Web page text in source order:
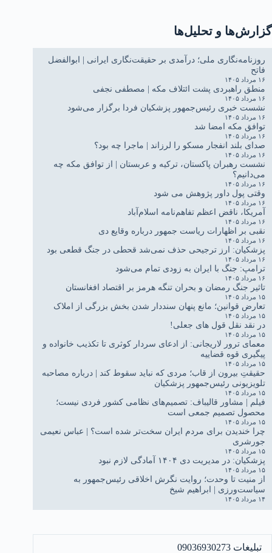
گزارش‌ها و تحلیل‌ها
روزنامه‌نگاری ملی؛ درآمدی بر حقیقت‌نگاری ایرانی | ابوالفضل
فاتح
۱۶ مرداد ۱۴۰۵
منطق راهبردی پشت ائتلاف مکه | مصطفی نجفی
۱۶ مرداد ۱۴۰۵
نشست خبری رئیس‌جمهور پزشکیان فردا برگزار می‌شود
۱۶ مرداد ۱۴۰۵
توافق مکه امضا شد
۱۶ مرداد ۱۴۰۵
صدای بلند انفجار مسکو را لرزاند | ماجرا چه بود؟
۱۶ مرداد ۱۴۰۵
نشست رهبران پاکستان، ترکیه و عربستان | از توافق مکه چه
می‌دانیم؟
۱۶ مرداد ۱۴۰۵
وقتی پول داور پژوهش می شود
۱۶ مرداد ۱۴۰۵
آمریکا، ناقض اعظم تفاهم‌نامه اسلام‌آباد
۱۶ مرداد ۱۴۰۵
نقبی بر اظهارات ریاست جمهور درباره وقایع دی
۱۶ مرداد ۱۴۰۵
پزشکیان: ارز ترجیحی حذف نمی‌شد قحطی در جنگ قطعی بود
۱۶ مرداد ۱۴۰۵
ترامپ: جنگ با ایران به زودی تمام می‌شود
۱۶ مرداد ۱۴۰۵
تاثیر جنگ رمضان و بحران تنگه هرمز بر اقتصاد افغانستان
۱۵ مرداد ۱۴۰۵
تعارض قوانین؛ مانع پنهان سنددار شدن بخش بزرگی از املاک
۱۵ مرداد ۱۴۰۵
در نقد نقل قول های جعلی!
۱۵ مرداد ۱۴۰۵
معمای ترور لاریجانی: از ادعای سردار کوثری تا تکذیب خانواده و
پیگیری قوه قضاییه
۱۵ مرداد ۱۴۰۵
حقیقتِ بیرون از قاب؛ مردی که نباید سقوط کند | درباره مصاحبه
تلویزیونی رئیس‌جمهور پزشکیان
۱۵ مرداد ۱۴۰۵
فیلم | مشاور قالیباف: تصمیم‌های نظامی کشور فردی نیست؛
محصول تصمیم جمعی است
۱۵ مرداد ۱۴۰۵
چرا خندیدن برای مردم ایران سخت‌تر شده است؟ | عباس نعیمی
جورشری
۱۵ مرداد ۱۴۰۵
پزشکیان: در مدیریت دی ۱۴۰۴ آمادگی لازم نبود
۱۵ مرداد ۱۴۰۵
از منیت تا وحدت؛ روایت نگرش اخلاقی رئیس‌جمهور به
سیاست‌ورزی | ابراهیم شیخ
۱۴ مرداد ۱۴۰۵
تبلیغات 09036930273